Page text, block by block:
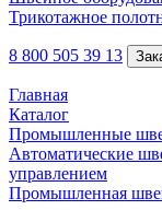
Трикотажное
8 800 505 39 13
Главная
Каталог
Промышленные
Автоматические
управлением
Промышленная